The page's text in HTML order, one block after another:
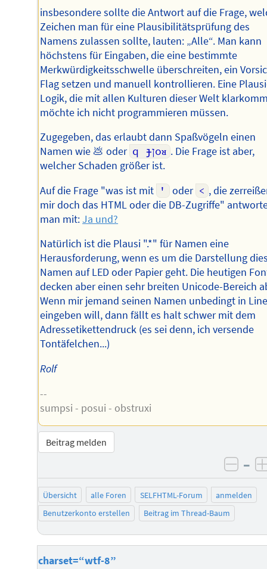
insbesondere sollte die Antwort auf die Frage,
Zeichen man für eine Plausibilitätsprüfung des
Namens zulassen sollte, lauten: „Alle“. Man kann
höchstens für Eingaben, die eine bestimmte
Merkwürdigkeitsschwelle überschreiten, ein
Flag setzen und manuell kontrollieren. Eine
Logik, die mit allen Kulturen dieser Welt
möchte ich nicht programmieren müssen.
Zugegeben, das erlaubt dann Spaßvögeln einen
Namen wie 💩 oder
q ɟןoᴚ . Die Frage ist aber,
welcher Schaden größer ist.
Auf die Frage "was ist mit ' oder < , die
mir doch das HTML oder die DB-Zugriffe"
man mit:Ja und?
Natürlich ist die Plausi ".*" für Namen eine
Herausforderung, wenn es um die Darstellung
Namen auf LED oder Papier geht. Die heutigen
decken aber einen sehr breiten Unicode-Bereich
Wenn mir jemand seinen Namen unbedingt in
eingeben will, dann fällt es halt schwer mit dem
Adressetikettendruck (es sei denn, ich versende
Tontäfelchen...)
Rolf
--
sumpsi - posui - obstruxi
Beitrag melden
–
Übersicht alle Foren SELFHTML-Forum
anmelden
Benutzerkonto erstellen
Beitrag im Thread-Baum
charset=“wtf-8”